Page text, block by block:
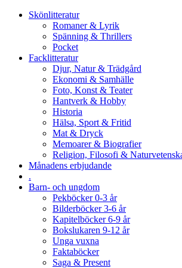
Skönlitteratur
Romaner & Lyrik
Spänning & Thrillers
Pocket
Facklitteratur
Djur, Natur & Trädgård
Ekonomi & Samhälle
Foto, Konst & Teater
Hantverk & Hobby
Historia
Hälsa, Sport & Fritid
Mat & Dryck
Memoarer & Biografier
Religion, Filosofi &
Månadens erbjudande
.
Barn- och ungdom
Pekböcker 0-3 år
Bilderböcker 3-6 år
Kapitelböcker 6-9 år
Bokslukaren 9-12 år
Unga vuxna
Faktaböcker
Saga & Present